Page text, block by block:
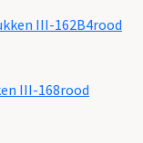
III-162B4rood
III-168rood